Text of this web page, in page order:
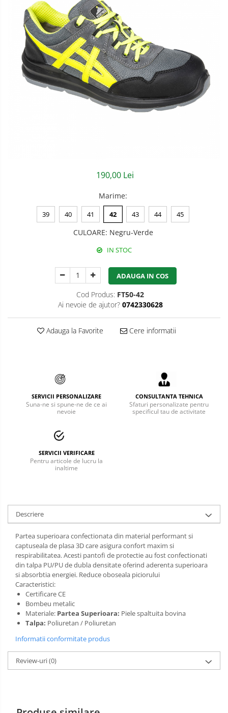
Jachete/Bluze Salopeta
Pantaloni cu pieptar
Pantaloni de lucru
Pantaloni scurti
Pelerine de ploaie
Accesorii alpinism utilitar
Mijloace de legatura
Opritoare de cadere
Puncte de ancorare
Pantofi de protectie
Sandale de protectie
Bocanci de protectie
Cizme de protectie
Incaltaminte alba de protectie
Pantofi fara protectie
Saboti
Manecute
Manusi fibre speciale
Manusi fibre speciale impregnate
Manusi latex
Manusi nitril
Semnalizare rutiera
190,00 Lei
Marime:
39 40 41 42 43 44 45
CULOARE: Negru-Verde
IN STOC
ADAUGA IN COS
Cod Produs: FT50-42
Ai nevoie de ajutor? 0742330628
Adauga la Favorite Cere informatii
SERVICII PERSONALIZARE
Suna-ne si spune-ne de ce ai
nevoie
CONSULTANTA TEHNICA
Sfaturi personalizate pentru
specificul tau de activitate
SERVICII VERIFICARE
Pentru articole de lucru la
inaltime
Descriere
Partea superioara confectionata din material performant si
captuseala de plasa 3D care asigura confort maxim si
respirabilitatea. Acesti pantofi de protectie au fost confectionati
din talpa PU/PU de dubla densitate oferind aderenta superioara
si absorbtia energiei. Reduce oboseala piciorului
Caracteristici:
Certificare CE
Bombeu metalic
Materiale: Partea Superioara: Piele spaltuita bovina
Talpa: Poliuretan / Poliuretan
Informatii conformitate produs
Review-uri(0)